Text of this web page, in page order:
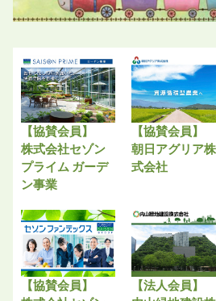
【協賛会員】
株式会社セゾン
プライム ガーデ
ン事業
【協賛会員】
朝日アグリア株
式会社
【協賛会員】
【法人会員】